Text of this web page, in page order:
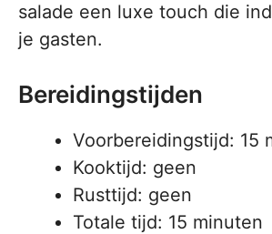
salade een luxe touch die
je gasten.
Bereidingstijden
Voorbereidingstijd: 15
Kooktijd: geen
Rusttijd: geen
Totale tijd: 15 minuten